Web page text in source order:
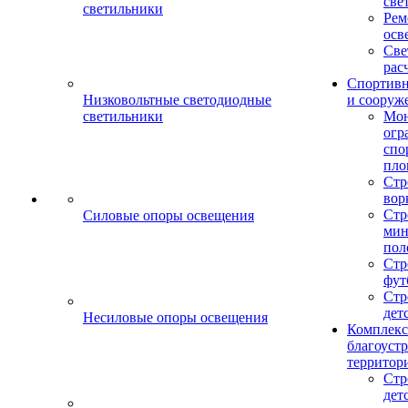
светильники
Низковольтные светодиодные
светильники
Силовые опоры освещения
Несиловые опоры освещения
и